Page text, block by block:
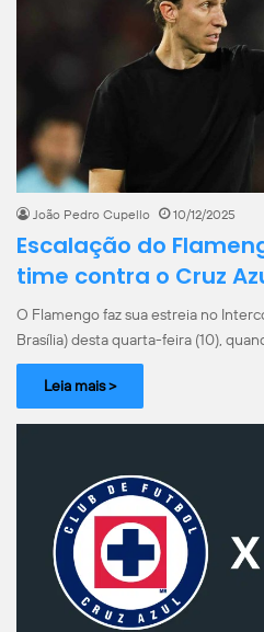
João Pedro Cupello 10/12/2025
Escalação do
time contra o Cruz
O Flamengo faz sua estreia no
Brasília) desta quarta-feira (10),
Leia mais >